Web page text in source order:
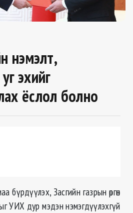
нэмэлт,
эхийг
ёслол болно
бүрдүүлэх, Засгийн газрын өргөн
УИХ дур мэдэн нэмэгдүүлэхгүй